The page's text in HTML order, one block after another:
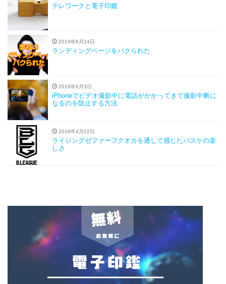
テレワークと電子印鑑
2019年6月24日
ランディングページをパクられた
2019年6月3日
iPhoneでビデオ撮影中に電話がかかってきて撮影中断に
なるのを防止する方法
2018年4月22日
ライジングゼファーフクオカを通して感じたバスケの楽
しさ